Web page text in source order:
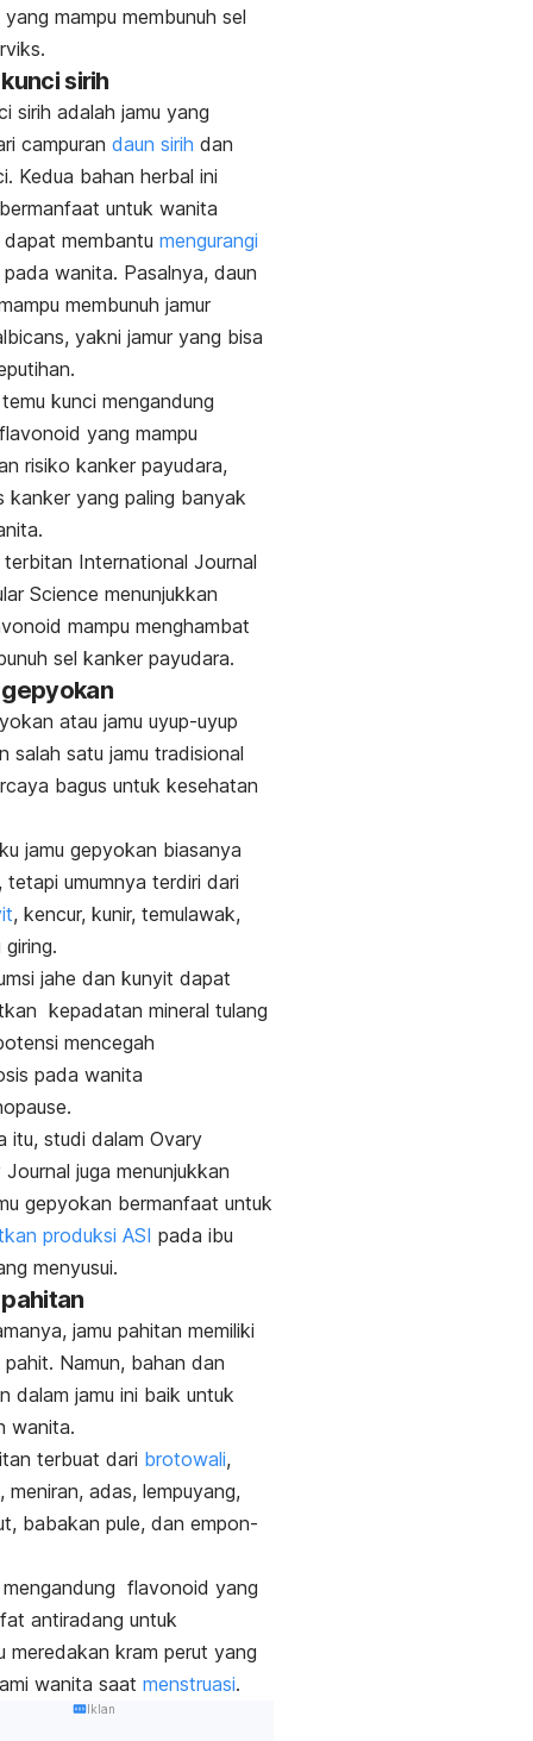
mampu membunuh sel
sirih
sirih adalah jamu yang
campuran daun sirih dan
Kedua bahan herbal ini
untuk wanita
dapat membantu mengurangi
pada wanita. Pasalnya, daun
membunuh jamur
, yakni jamur yang bisa
kunci mengandung
yang mampu
risiko kanker payudara,
kanker yang paling banyak
terbitan International Journal
Science menunjukkan
mampu menghambat
sel kanker payudara.
gepyokan
atau jamu uyup-uyup
salah satu jamu tradisional
bagus untuk kesehatan
jamu gepyokan biasanya
tetapi umumnya terdiri dari
, kencur, kunir, temulawak,
jahe dan kunyit dapat
kepadatan mineral tulang
mencegah
pada wanita
itu, studi dalam Ovary
juga menunjukkan
gepyokan bermanfaat untuk
produksi ASI pada ibu
menyusui.
jamu pahitan memiliki
Namun, bahan dan
dalam jamu ini baik untuk
wanita.
terbuat dari brotowali,
meniran, adas, lempuyang,
babakan pule, dan empon-
flavonoid yang
antiradang untuk
meredakan kram perut yang
wanita saat menstruasi.
Iklan